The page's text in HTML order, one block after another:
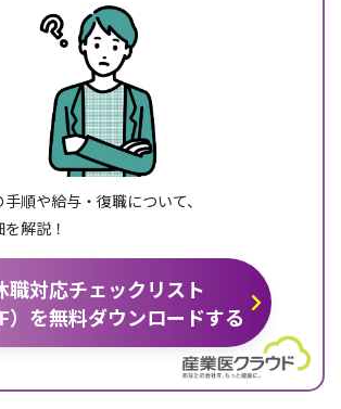
順や給与・復職について、
解説！
職対応チェックリスト
）を無料ダウンロードする